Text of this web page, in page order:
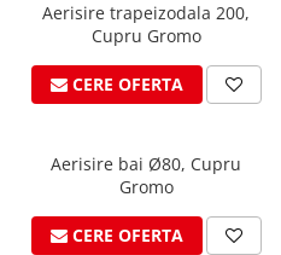
Aerisire trapeizodala 200,
Cupru Gromo
CERE OFERTA
Aerisire bai Ø80, Cupru
Gromo
CERE OFERTA